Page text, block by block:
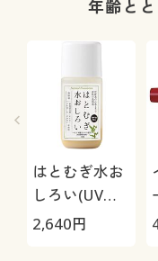
年齢と
はとむぎ水お
しろい(UVタ
イプ)
2,640円